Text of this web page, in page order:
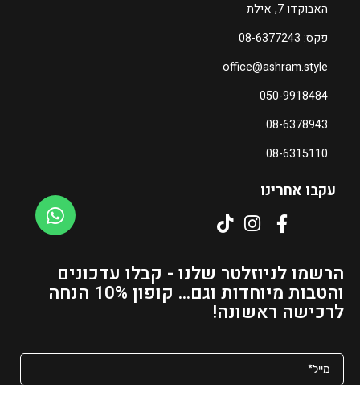
עקבו אחרינו
הרשמו לניוזלטר שלנו - קבלו עדכונים
והטבות מיוחדות וגם... קופון 10% הנחה
לרכישה ראשונה!
האבוקדו 7, אילת
פקס: 08-6377243
office@ashram.style
050-9918484
08-6378943
08-6315110